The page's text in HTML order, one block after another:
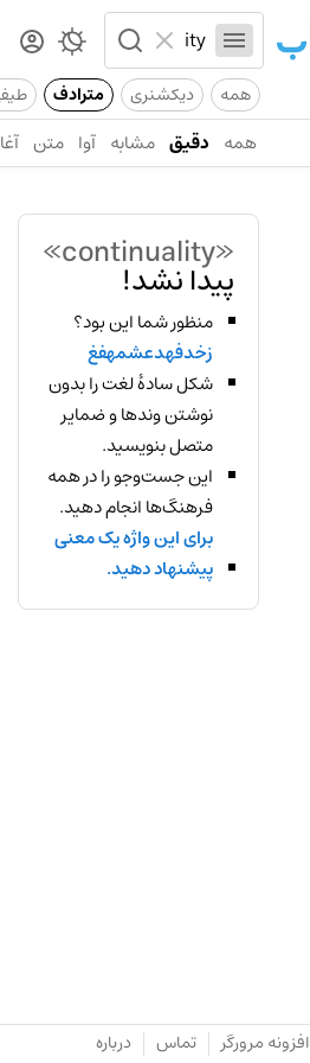
همه دیکشنری مترادف
همه دقیق مشابه آوا متن
«continuality»
پیدا نشد!
منظور شما این بود؟
زخدفهدعشمهفغ
شکل سادهٔ لغت را بدون
نوشتن وندها و ضمایر
متصل بنویسید.
این جست‌وجو را در همه
فرهنگ‌ها انجام دهید.
برای این واژه یک معنی
پیشنهاد دهید.
افزونه مرورگر تماس درباره